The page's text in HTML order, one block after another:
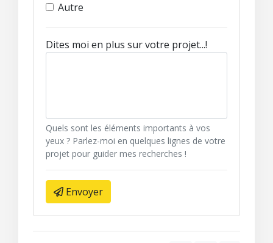
Autre
Dites moi en plus sur votre projet...!
Quels sont les éléments importants à vos
yeux ? Parlez-moi en quelques lignes de votre
projet pour guider mes recherches !
Envoyer